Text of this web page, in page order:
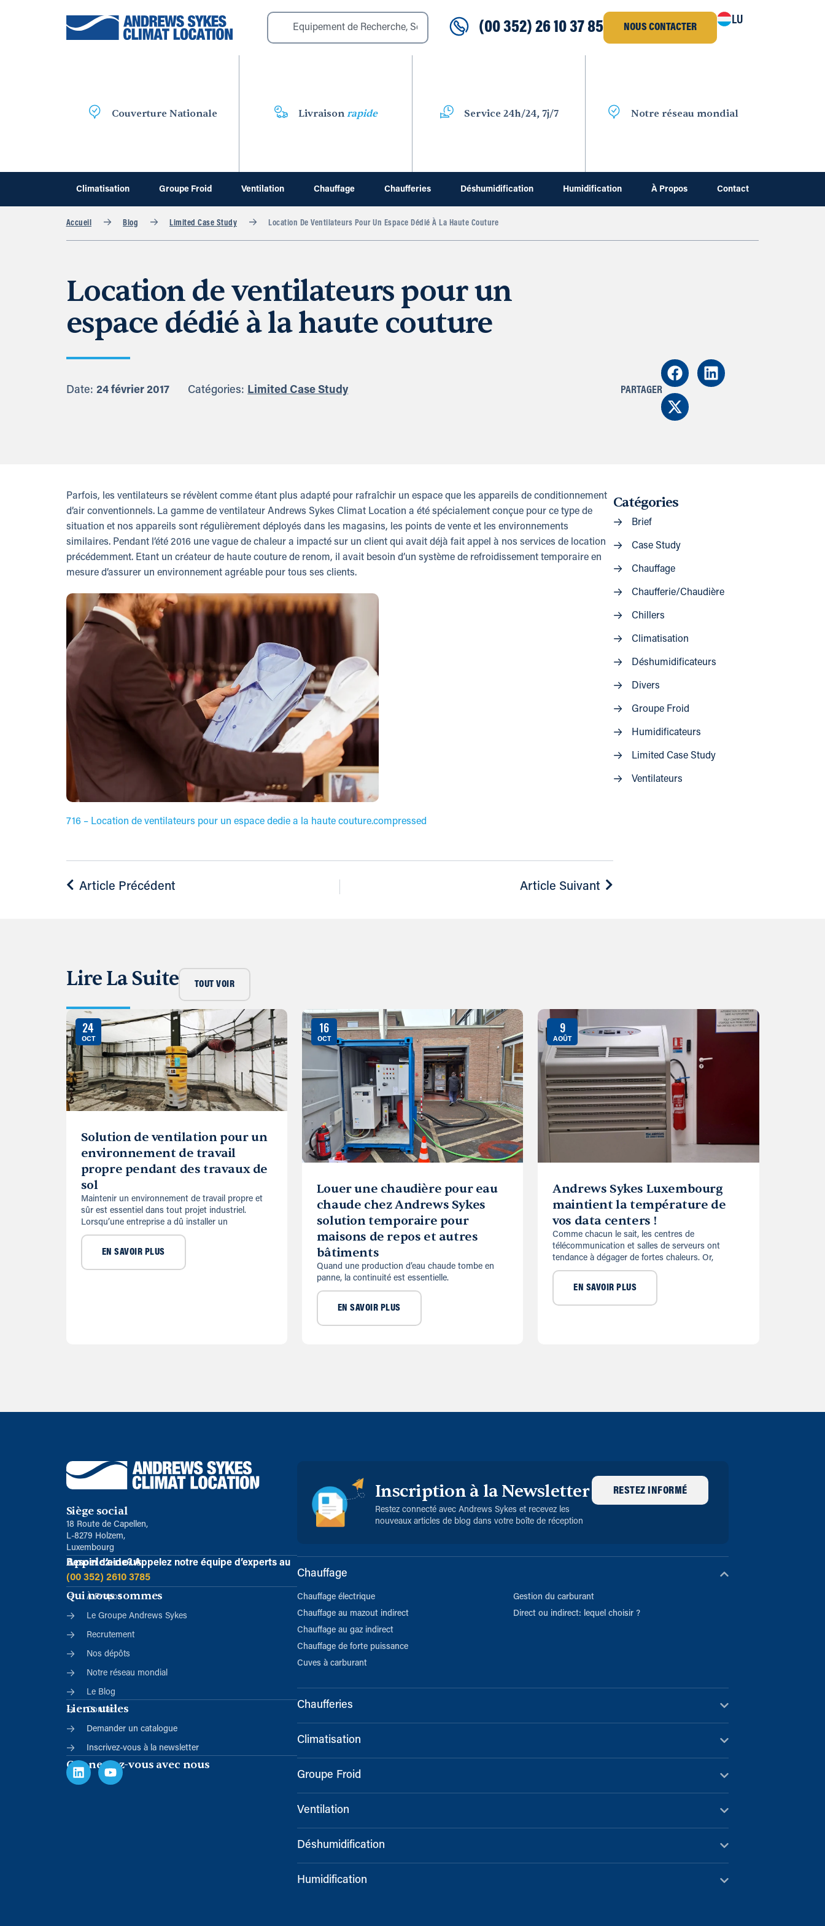
(00 352) 26 10 37 85 NOUS CONTACTER
LU
Couverture Nationale Livraison rapide Service 24h/24, 7j/7 Notre réseau mondial
Climatisation Groupe Froid Ventilation Chauffage Chaufferies Déshumidification Humidification À Propos Contact
Accueil Blog Limited Case Study Location De Ventilateurs Pour Un Espace Dédié À La Haute Couture
Location de ventilateurs pour un
espace dédié à la haute couture
Date: 24 février 2017 Catégories: Limited Case Study PARTAGER
Parfois, les ventilateurs se révèlent comme étant plus adapté pour rafraîchir un espace que les appareils de conditionnement
d’air conventionnels. La gamme de ventilateur Andrews Sykes Climat Location a été spécialement conçue pour ce type de
situation et nos appareils sont régulièrement déployés dans les magasins, les points de vente et les environnements
similaires. Pendant l’été 2016 une vague de chaleur a impacté sur un client qui avait déjà fait appel à nos services de location
précédemment. Etant un créateur de haute couture de renom, il avait besoin d’un système de refroidissement temporaire en
mesure d’assurer un environnement agréable pour tous ses clients.
716 – Location de ventilateurs pour un espace dedie a la haute couture.compressed
Article Précédent Article Suivant
Catégories
Brief
Case Study
Chauffage
Chaufferie/Chaudière
Chillers
Climatisation
Déshumidificateurs
Divers
Groupe Froid
Humidificateurs
Limited Case Study
Ventilateurs
Lire La Suite TOUT VOIR
24
OCT
Solution de ventilation pour un
environnement de travail
propre pendant des travaux de
sol
Maintenir un environnement de travail propre et
sûr est essentiel dans tout projet industriel.
Lorsqu’une entreprise a dû installer un
EN SAVOIR PLUS
16
OCT
Louer une chaudière pour eau
chaude chez Andrews Sykes
solution temporaire pour
maisons de repos et autres
bâtiments
Quand une production d’eau chaude tombe en
panne, la continuité est essentielle.
EN SAVOIR PLUS
9
AOÛT
Andrews Sykes Luxembourg
maintient la température de
vos data centers !
Comme chacun le sait, les centres de
télécommunication et salles de serveurs ont
tendance à dégager de fortes chaleurs. Or,
EN SAVOIR PLUS
Siège social
18 Route de Capellen,
L-8279 Holzem,
Luxembourg
Appelez-nous
Besoin d’aide?Appelez notre équipe d’experts au
(00 352) 2610 3785
Qui nous sommes
À Propos
Le Groupe Andrews Sykes
Recrutement
Nos dépôts
Notre réseau mondial
Le Blog
Liens utiles
Contact
Demander un catalogue
Inscrivez-vous à la newsletter
Connectez-vous avec nous
Inscription à la Newsletter
Restez connecté avec Andrews Sykes et recevez les
nouveaux articles de blog dans votre boîte de réception
RESTEZ INFORMÉ
Chauffage
Chauffage électrique
Chauffage au mazout indirect
Chauffage au gaz indirect
Chauffage de forte puissance
Cuves à carburant
Gestion du carburant
Direct ou indirect: lequel choisir ?
Chaufferies
Climatisation
Groupe Froid
Ventilation
Déshumidification
Humidification